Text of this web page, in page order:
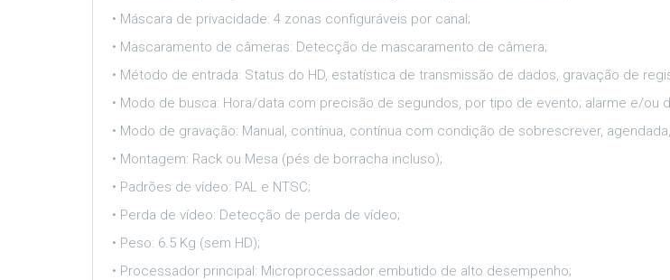
• Máscara de privacidade: 4 zonas configuráveis por canal;
• Mascaramento de câmeras: Detecção de mascaramento de câmera;
• Método de entrada: Status do HD, estatística de transmissão de dados, gravação de
• Modo de busca: Hora/data com precisão de segundos, por tipo de evento; alarme e/ou
• Modo de gravação: Manual, contínua, contínua com condição de sobrescrever,
• Montagem: Rack ou Mesa (pés de borracha incluso);
• Padrões de vídeo: PAL e NTSC;
• Perda de vídeo: Detecção de perda de vídeo;
• Peso: 6.5 Kg (sem HD);
• Processador principal: Microprocessador embutido de alto desempenho;